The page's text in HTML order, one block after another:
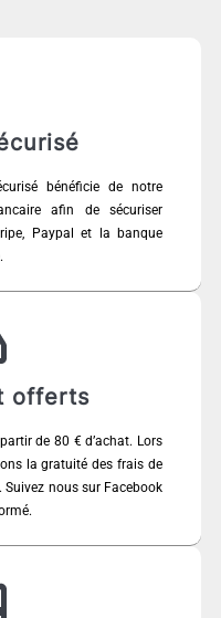
bénéficie de notre
afin de sécuriser
Paypal et la banque
offerts
de 80 € d’achat. Lors
la gratuité des frais de
nous sur Facebook